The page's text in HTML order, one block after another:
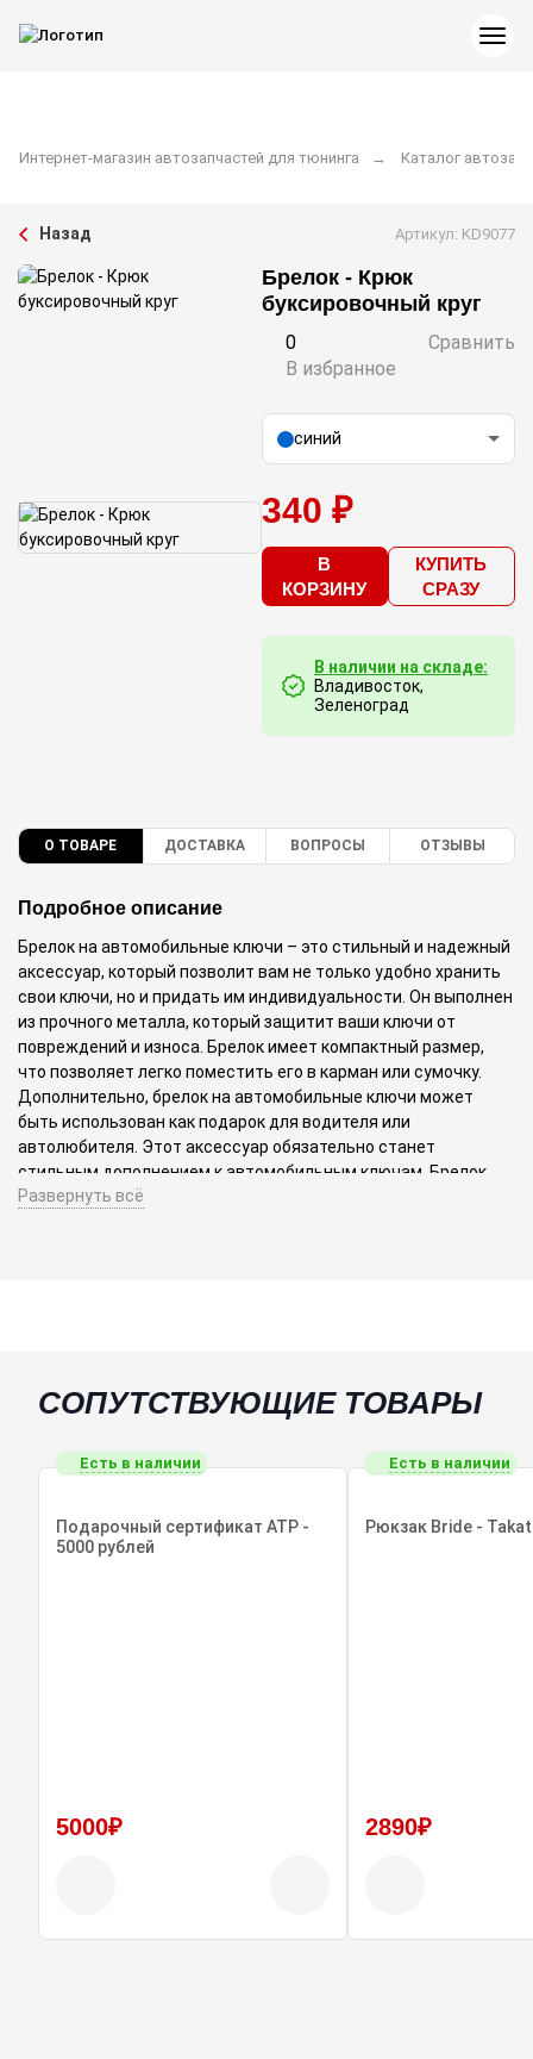
Интернет-магазин автозапчастей для тюнинга Каталог
Назад Артикул: KD9077
Брелок - Крюк
буксировочный круг
0
Сравнить
В избранное
синий
340 ₽
В
КОРЗИНУ
КУПИТЬ
СРАЗУ
В наличии на складе:
Владивосток,
Зеленоград
О ТОВАРЕ ДОСТАВКА ВОПРОСЫ ОТЗЫВЫ
Подробное описание
Брелок на автомобильные ключи – это стильный и надежный
аксессуар, который позволит вам не только удобно хранить
свои ключи, но и придать им индивидуальности. Он выполнен
из прочного металла, который защитит ваши ключи от
повреждений и износа. Брелок имеет компактный размер,
что позволяет легко поместить его в карман или сумочку.
Дополнительно, брелок на автомобильные ключи может
быть использован как подарок для водителя или
автолюбителя. Этот аксессуар обязательно станет
стильным дополнением к автомобильным ключам. Брелок
автомобильный; брелоки на ключи; брелок на ключи авто;
Развернуть всё
СОПУТСТВУЮЩИЕ ТОВАРЫ
Есть в наличии
Подарочный сертификат ATP -
5000 рублей
5000₽
Есть в наличии
Рюкзак Bride -
2890₽